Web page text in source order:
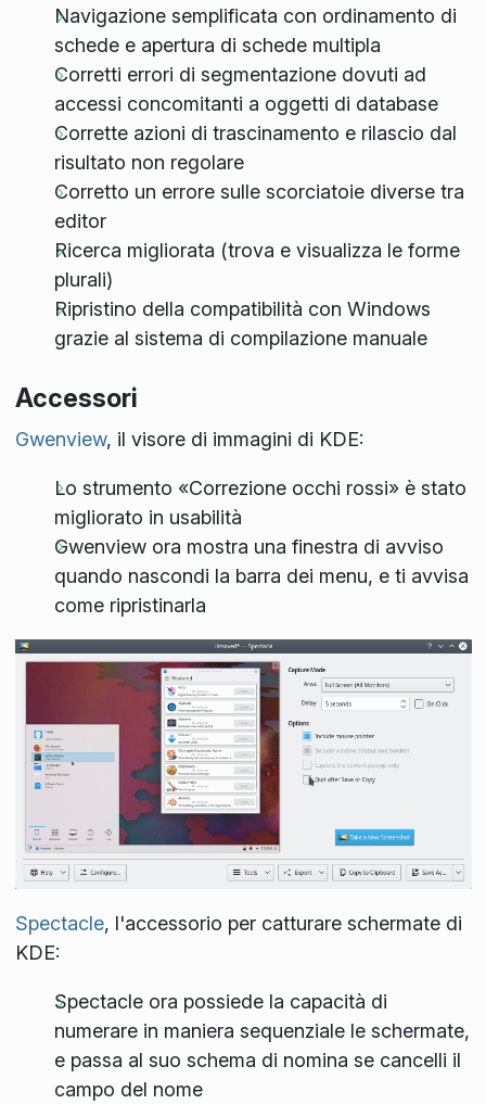
Navigazione semplificata con ordinamento di
schede e apertura di schede multipla
Corretti errori di segmentazione dovuti ad
accessi concomitanti a oggetti di database
Corrette azioni di trascinamento e rilascio dal
risultato non regolare
Corretto un errore sulle scorciatoie diverse tra
editor
Ricerca migliorata (trova e visualizza le forme
plurali)
Ripristino della compatibilità con Windows
grazie al sistema di compilazione manuale
Accessori
Gwenview, il visore di immagini di KDE:
Lo strumento «Correzione occhi rossi» è stato
migliorato in usabilità
Gwenview ora mostra una finestra di avviso
quando nascondi la barra dei menu, e ti avvisa
come ripristinarla
Spectacle, l'accessorio per catturare schermate di
KDE:
Spectacle ora possiede la capacità di
numerare in maniera sequenziale le schermate,
e passa al suo schema di nomina se cancelli il
campo del nome